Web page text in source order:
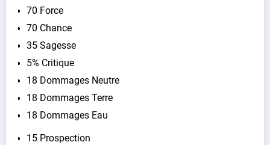
70 Force
70 Chance
35 Sagesse
5% Critique
18 Dommages Neutre
18 Dommages Terre
18 Dommages Eau
15 Prospection